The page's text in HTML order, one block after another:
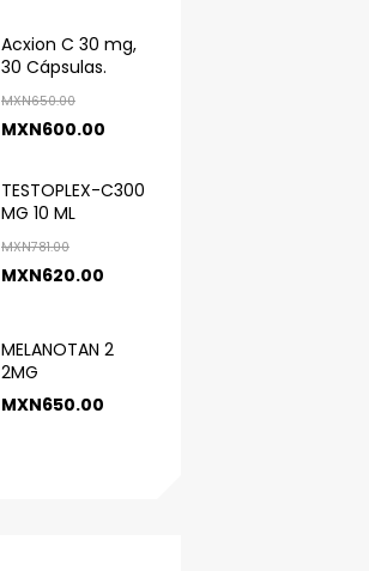
Acxion C 30 mg,
30 Cápsulas.
MXN650.00
MXN600.00
TESTOPLEX-C300
MG 10 ML
MXN781.00
MXN620.00
MELANOTAN 2
2MG
MXN650.00